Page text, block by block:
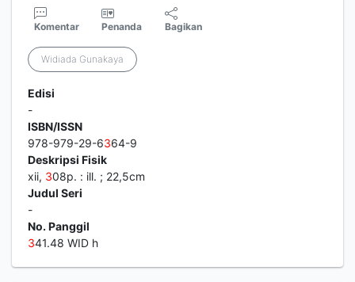
Komentar Penanda Bagikan
Widiada Gunakaya
Edisi
-
ISBN/ISSN
978-979-29-6364-9
Deskripsi Fisik
xii, 308p. : ill. ; 22,5cm
Judul Seri
-
No. Panggil
341.48 WID h